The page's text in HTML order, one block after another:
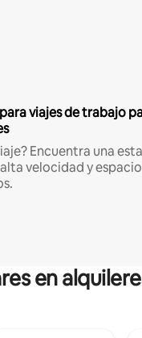
viajes de trabajo
Encuentra una
velocidad y
en